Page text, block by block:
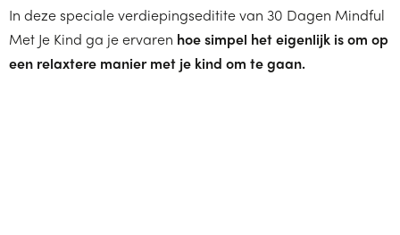
In deze speciale verdiepingseditite van 30 Dagen Mindful
Met Je Kind ga je ervaren hoe simpel het eigenlijk is om op
een relaxtere manier met je kind om te gaan.